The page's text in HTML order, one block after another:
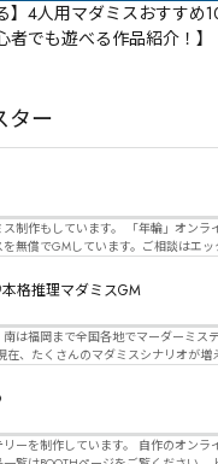
】4人用マダミスおすすめ
でも遊べる作品紹介！】
ター
制作もしています。 「年輪」オンラ
無償でGMしています。ご相談はエ
格推理マダミスGM
は福岡まで全国各地でマーダーミス
ダーミステリーというジャンル名でた
楽しみのある本格推理マーダーミス
ーを制作しています。 自作のオンラ